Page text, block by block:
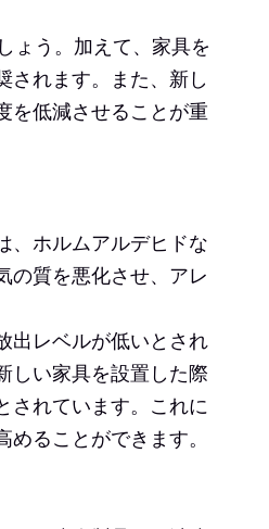
ょう。加えて、家具を
されます。また、新し
を低減させることが重
、ホルムアルデヒドな
の質を悪化させ、アレ
出レベルが低いとされ
しい家具を設置した際
されています。これに
ることができます。